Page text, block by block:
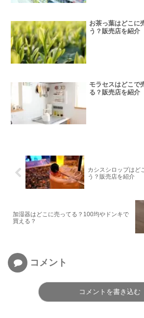
お茶っ葉はどこに
う？販売店を紹介
モラセスはどこで
る？販売店を紹介
カシスシロップはど
う？販売店を紹介
加湿器はどこに売ってる？100均やドンキで
買える？
コメント
コメントを書き込む